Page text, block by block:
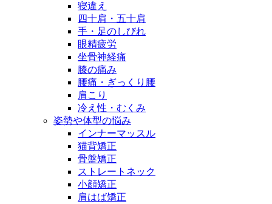
寝違え
四十肩・五十肩
手・足のしびれ
眼精疲労
坐骨神経痛
膝の痛み
腰痛・ぎっくり腰
肩こり
冷え性・むくみ
姿勢や体型の悩み
インナーマッスル
猫背矯正
骨盤矯正
ストレートネック
小顔矯正
肩はば矯正